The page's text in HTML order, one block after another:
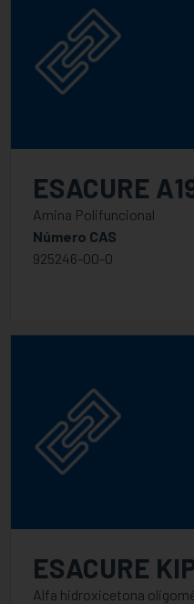
FUNCIONALIDADE
2,5
3
3,5
4
ESACURE
Amina Polifuncional
Número CAS
925246-00-0
ESACURE
Alfa hidroxicetona